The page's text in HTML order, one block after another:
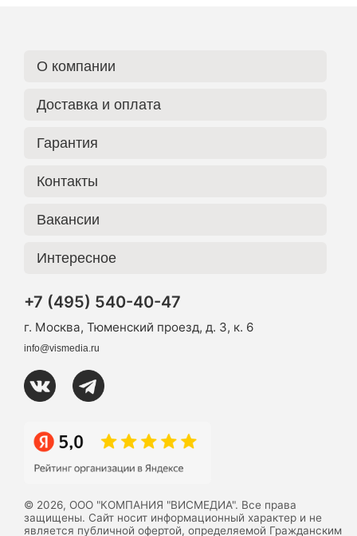
О компании
Доставка и оплата
Гарантия
Контакты
Вакансии
Интересное
+7 (495) 540-40-47
г. Москва, Тюменский проезд, д. 3, к. 6
info@vismedia.ru
© 2026, ООО "КОМПАНИЯ "ВИСМЕДИА". Все права
защищены. Сайт носит информационный характер и не
является публичной офертой, определяемой Гражданским